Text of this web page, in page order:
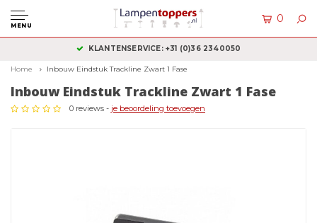
MENU
0
KLANTENSERVICE: +31 (0)36 2340050
Home Inbouw Eindstuk Trackline Zwart 1 Fase
Inbouw Eindstuk Trackline Zwart 1 Fase
0 reviews - je beoordeling toevoegen